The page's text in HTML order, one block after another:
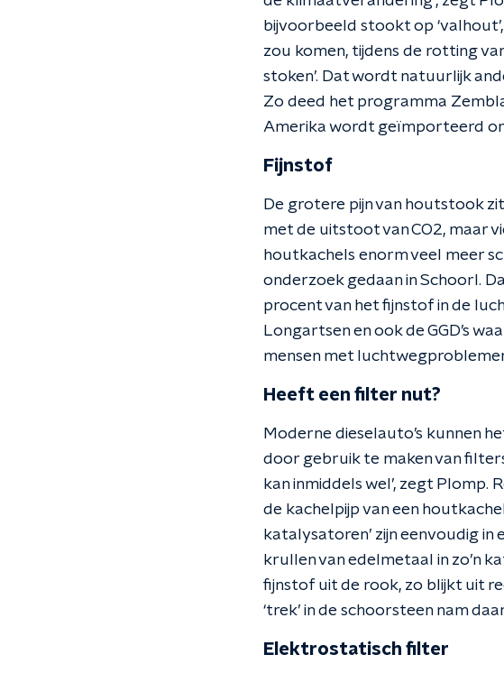
bijvoorbeeld stookt op
zou komen, tijdens de rotting
stoken’. Dat wordt natuurlijk
Zo deed het programma
Amerika wordt geïmporteerd
Fijnstof
De grotere pijn van houtstook
met de uitstoot van CO2, maar
houtkachels enorm veel meer
onderzoek gedaan in Schoorl.
procent van het fijnstof in de
Longartsen en ook de GGD’s
mensen met
Heeft een filter nut?
Moderne dieselauto’s kunnen
door gebruik te maken van
kan inmiddels wel’, zegt
de kachelpijp van een
katalysatoren’ zijn eenvoudig
krullen van edelmetaal in zo’n
fijnstof uit de rook, zo blijkt uit
‘trek’ in de schoorsteen nam
Elektrostatisch filter